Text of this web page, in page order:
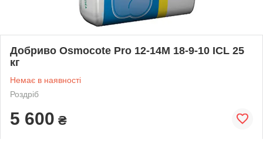
Добриво Osmocote Pro 12-14M 18-9-10 ICL 25
кг
Немає в наявності
Роздріб
5 600 ₴